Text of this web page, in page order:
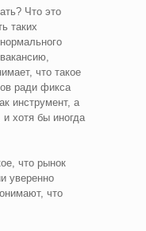
Что это
таких
что такое
ради фикса
инструмент, а
и хотя бы иногда
что рынок
уверенно
что